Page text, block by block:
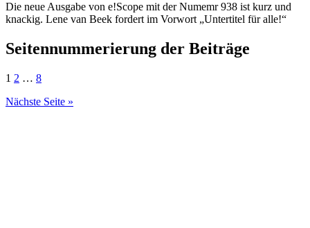
Die neue Ausgabe von e!Scope mit der Numemr 938 ist kurz und
knackig. Lene van Beek fordert im Vorwort „Untertitel für alle!“
Seitennummerierung der Beiträge
1 2 … 8
Nächste Seite »